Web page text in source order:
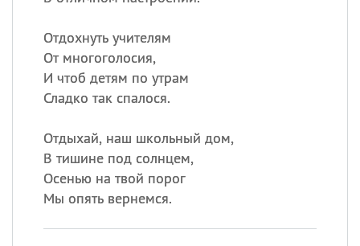
Отдохнуть учителям
От многоголосия,
И чтоб детям по утрам
Сладко так спалося.
Отдыхай, наш школьный дом,
В тишине под солнцем,
Осенью на твой порог
Мы опять вернемся.